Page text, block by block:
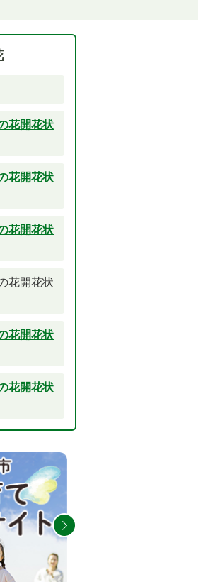
花開花状
花開花状
花開花状
花開花状
花開花状
花開花状